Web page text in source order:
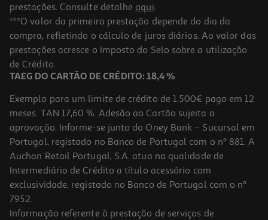
4.4 (185)
Tinteiro Hp C9351ae Nº21 Preto 5ml
31.99 €/un
31,99 €
prestações. Consulte detalhe aqui.
***O valor da primeira prestação depende do dia da
compra, refletindo o cálculo de juros diários. Ao valor das
prestações acresce o Imposto do Selo sobre a utilização
de Crédito.
TAEG DO CARTÃO DE CRÉDITO: 18,4 %
Exemplo para um limite de crédito de 1.500€ pago em 12
meses. TAN 17,60 %. Adesão ao Cartão sujeita a
aprovação. Informe-se junto do Oney Bank – Sucursal em
Portugal, registado no Banco de Portugal com o nº 881. A
Auchan Retail Portugal, S.A. atua na qualidade de
Intermediário de Crédito a título acessório com
exclusividade, registado no Banco de Portugal com o nº
7952.
Informação referente à prestação de serviços de